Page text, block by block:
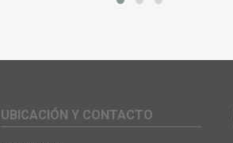
UBICACIÓN Y CONTACTO